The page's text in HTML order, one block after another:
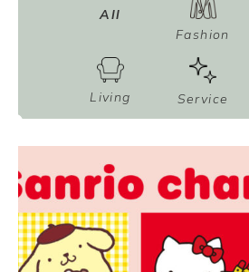
All
Fashion
Living Service